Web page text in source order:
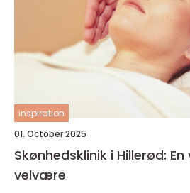
inspiration
01. October 2025
Skønhedsklinik i Hillerød:
velvære